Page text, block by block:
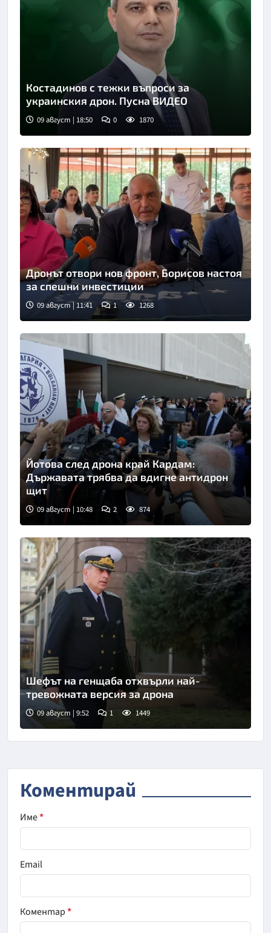
Костадинов с тежки въпроси за
украинския дрон. Пусна ВИДЕО
09 август | 18:50 0 1870
Дронът отвори нов фронт, Борисов настоя
за спешни инвестиции
09 август | 11:41 1 1268
Снимка: БТА
Йотова след дрона край Кардам:
Държавата трябва да вдигне антидрон
щит
09 август | 10:48 2 874
Снимка: БТА
Шефът на генщаба отхвърли най-
тревожната версия за дрона
09 август | 9:52 1 1449
Коментирай
Име*
Email
Коментар*